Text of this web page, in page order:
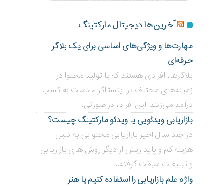
آخرین ها دیجیتال مارکتینگ
مهارت‌ها و ویژگی‌های اساسی برای یک بلاگر
حرفه‌ای
بلاگر‌ها، افرادی هستند که با تولید محتوا در
زمینه‌های مختلف در اینستاگرام دست به کسب
درآمد می‌زنند. این افراد، در صورتی...
بازاریابی ویدئویی ‌یا ویدئو مارکتینگ چیست؟
در چند سال اخیر بازاریابی محتوایی به دلیل
هزینه کم و پایداریش از دیگر روش های بازاریابی
و تبلیغات سبقت گرفته...
واژه علم بازاریابی را استفاده کنیم یا هنر